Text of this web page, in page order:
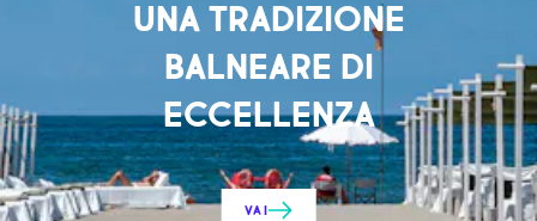
COSA FARE
VILLA BERTELLI
UNA TRADIZIONE
BALNEARE DI
ECCELLENZA
VAI